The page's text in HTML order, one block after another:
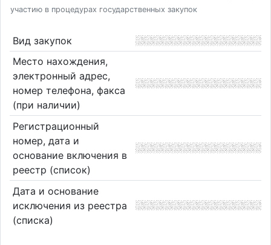
участию в процедурах государственных закупок
Вид закупок
Место нахождения,
электронный адрес,
номер телефона, факса
(при наличии)
Регистрационный
номер, дата и
основание включения в
реестр (список)
Дата и основание
исключения из реестра
(списка)